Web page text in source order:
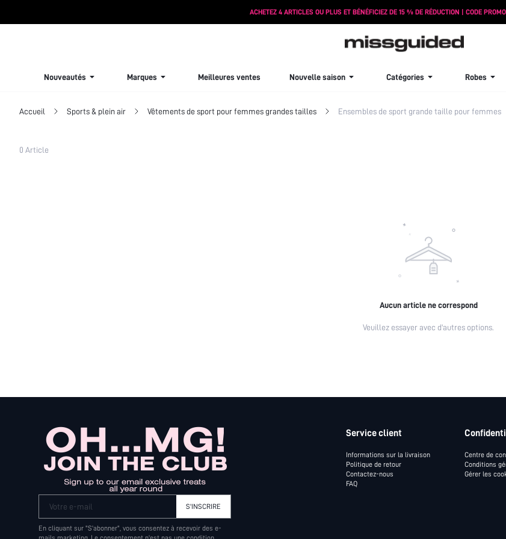
ACHETEZ 4 ARTICLES OU PLUS ET BÉNÉFICIEZ DE 15 % DE RÉDUCTION | CODE
Nouveautés Marques Meilleures ventes Nouvelle saison Catégories Robes
Accueil Sports & plein air Vêtements de sport pour femmes grandes tailles Ensembles de sport grande taille pour femmes
Filtres
0 Article
Aucun article ne correspond
Veuillez essayer avec d'autres options.
Votre e-mail S'INSCRIRE
En cliquant sur "S'abonner", vous consentez à recevoir des e-
Service client
Informations sur la livraison
Politique de retour
Contactez-nous
FAQ
Centre de
Conditions
Gérer les